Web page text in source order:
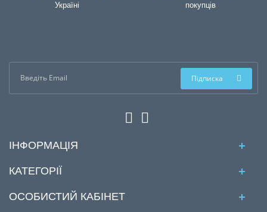
Україні
покупців
Підписка
ІНФОРМАЦІЯ
КАТЕГОРІЇ
ОСОБИСТИЙ КАБІНЕТ